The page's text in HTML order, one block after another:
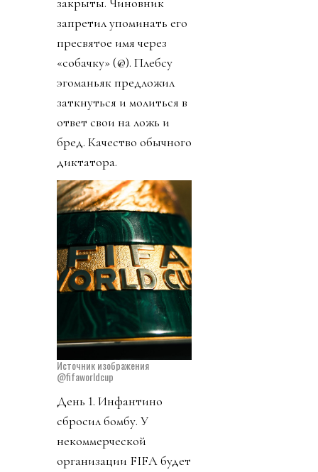
запретил упоминать его
пресвятое имя через
«собачку» (@). Плебсу
эгоманьяк предложил
заткнуться и молиться в
ответ свои на ложь и
бред. Качество обычного
диктатора.
Источник изображения
@fifaworldcup
День 1. Инфантино
сбросил бомбу. У
некоммерческой
организации FIFA будет